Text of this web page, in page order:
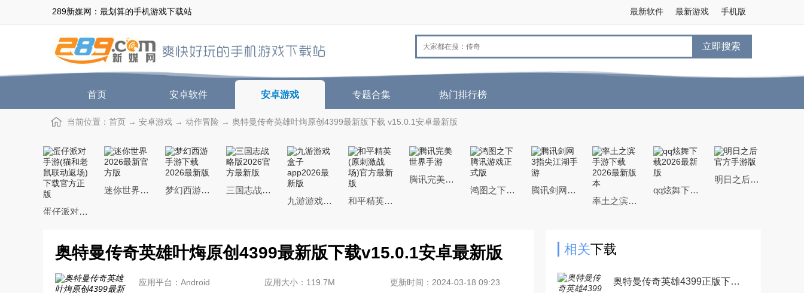
289新媒网：最划算的手机游戏下载站 手机版
最新游戏
最新软件
立即搜索
首页 安卓软件 安卓游戏 专题合集 热门排行榜
当前位置： 首页 → 安卓游戏 → 动作冒险 → 奥特曼传奇英雄叶烸原创4399最新版下载 v15.0.1安卓最新版
蛋仔派对手游(猫和老鼠联动返场)下载官方正版
迷你世界2026最新官方版 梦幻西游手游下载2026最新版
三国志战略版2026官方最新版
九游游戏盒子app2026最新版
和平精英(原刺激战场)官方最新版
腾讯完美世界手游
鸿图之下腾讯游戏正式版
腾讯剑网3指尖江湖手游
率土之滨手游下载2026最新版本
qq炫舞下载2026最新版
明日之后官方手游版
奥特曼传奇英雄叶烸原创4399最新版下载v15.0.1安卓最新版
应用平台：Android 应用大小：119.7M
更新时间：2024-03-18 09:23
相关下载
奥特曼传奇英雄4399正版下载V30.0.0官方版